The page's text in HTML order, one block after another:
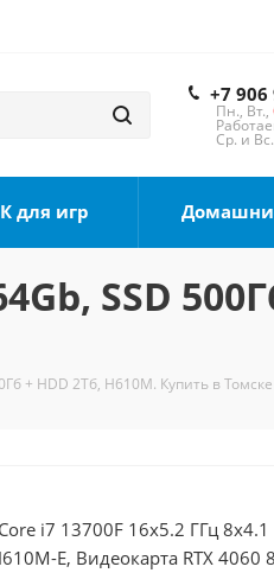
+7 906
Пн., Вт.,
Ср. и
для игр
SSD
+ HDD 2Тб, H610M. Купить в Томске
i7 13700F 16x5.2 ГГц
E, Видеокарта RTX